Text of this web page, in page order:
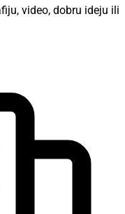
video, dobru ideju ili